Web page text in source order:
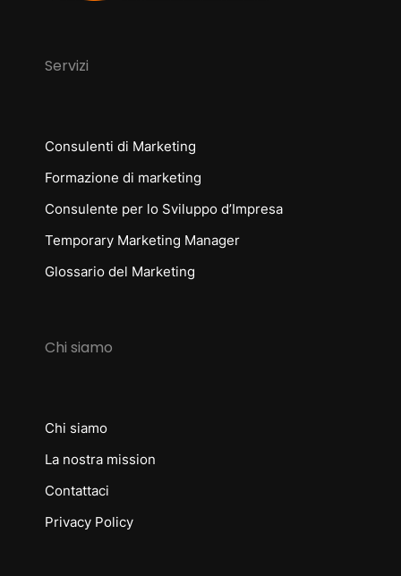
Servizi
Consulenti di Marketing
Formazione di marketing
Consulente per lo Sviluppo d’Impresa
Temporary Marketing Manager
Glossario del Marketing
Chi siamo
Chi siamo
La nostra mission
Contattaci
Privacy Policy